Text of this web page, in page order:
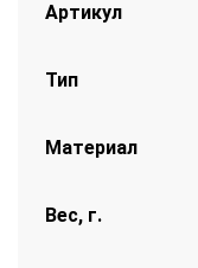
Артикул
Тип
Материал
Вес, г.